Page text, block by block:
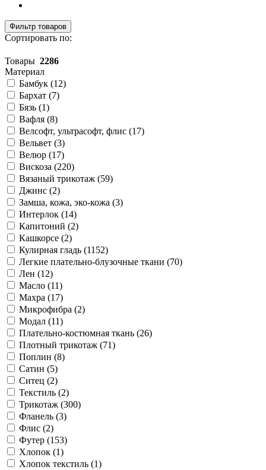
Фильтр товаров
Сортировать по:
Товары 2286
Материал
Бамбук (12)
Бархат (7)
Бязь (1)
Вафля (8)
Велсофт, ультрасофт, флис (17)
Вельвет (3)
Велюр (17)
Вискоза (220)
Вязаный трикотаж (59)
Джинс (2)
Замша, кожа, эко-кожа (3)
Интерлок (14)
Капитоний (2)
Кашкорсе (2)
Кулирная гладь (1152)
Легкие плательно-блузочные ткани (70)
Лен (12)
Масло (11)
Махра (17)
Микрофибра (2)
Модал (11)
Плательно-костюмная ткань (26)
Плотный трикотаж (71)
Поплин (8)
Сатин (5)
Ситец (2)
Текстиль (2)
Трикотаж (300)
Фланель (3)
Флис (2)
Футер (153)
Хлопок (1)
Хлопок текстиль (1)